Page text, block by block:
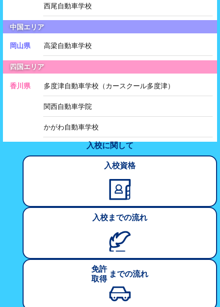
西尾自動車学校
中国エリア
岡山県 高梁自動車学校
四国エリア
香川県 多度津自動車学校（カースクール多度津）
関西自動車学院
かがわ自動車学校
入校に関して
入校資格
入校までの流れ
免許
取得
までの流れ